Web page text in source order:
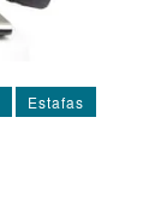
Estafas